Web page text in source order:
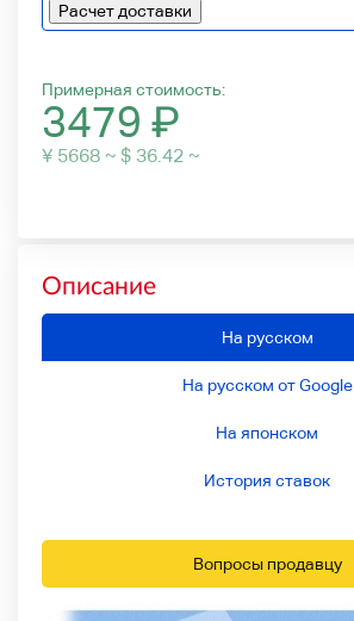
Расчет доставки
Примерная стоимость:
3479 ₽
¥ 5668 ~ $ 36.42 ~
Описание
На русском
На русском от Google
На японском
История ставок
Вопросы продавцу